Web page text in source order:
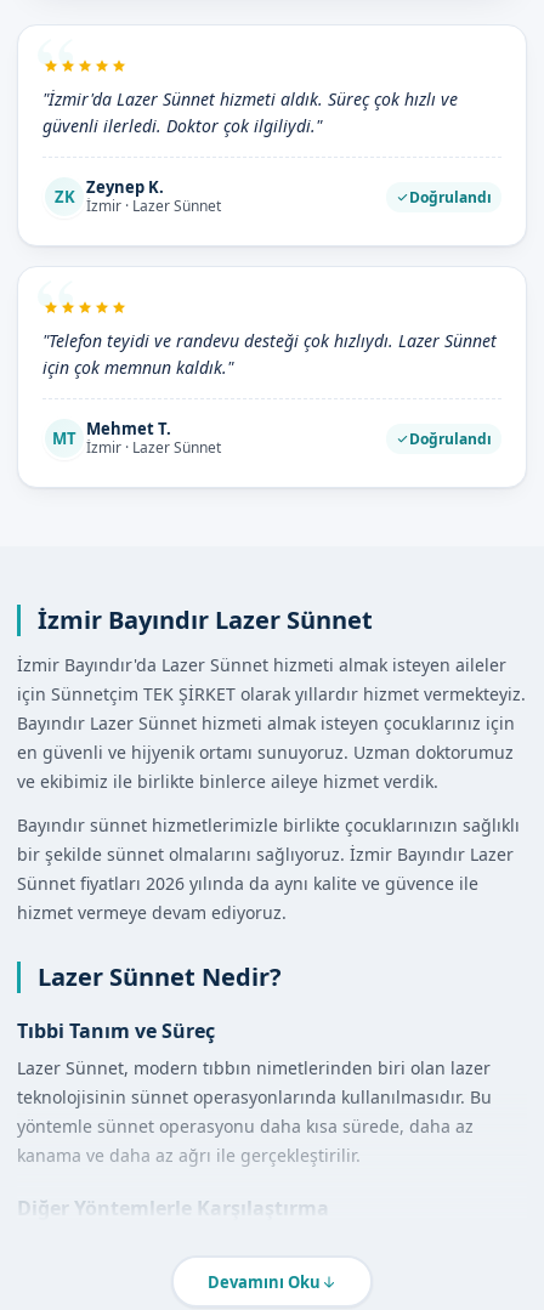
"İzmir'da Lazer Sünnet hizmeti aldık. Süreç çok hızlı ve
güvenli ilerledi. Doktor çok ilgiliydi."
ZK Zeynep K.
İzmir · Lazer Sünnet Doğrulandı
"Telefon teyidi ve randevu desteği çok hızlıydı. Lazer Sünnet
için çok memnun kaldık."
MT Mehmet T.
İzmir · Lazer Sünnet Doğrulandı
İzmir Bayındır Lazer Sünnet
İzmir Bayındır'da Lazer Sünnet hizmeti almak isteyen aileler
için Sünnetçim TEK ŞİRKET olarak yıllardır hizmet vermekteyiz.
Bayındır Lazer Sünnet hizmeti almak isteyen çocuklarınız için
en güvenli ve hijyenik ortamı sunuyoruz. Uzman doktorumuz
ve ekibimiz ile birlikte binlerce aileye hizmet verdik.
Bayındır sünnet hizmetlerimizle birlikte çocuklarınızın sağlıklı
bir şekilde sünnet olmalarını sağlıyoruz. İzmir Bayındır Lazer
Sünnet fiyatları 2026 yılında da aynı kalite ve güvence ile
hizmet vermeye devam ediyoruz.
Lazer Sünnet Nedir?
Tıbbi Tanım ve Süreç
Lazer Sünnet, modern tıbbın nimetlerinden biri olan lazer
teknolojisinin sünnet operasyonlarında kullanılmasıdır. Bu
yöntemle sünnet operasyonu daha kısa sürede, daha az
kanama ve daha az ağrı ile gerçekleştirilir.
Diğer Yöntemlerle Karşılaştırma
risk içerir ve iyileşme süreci daha kısadır. Ayrıca, lazer
teknolojisi sayesinde sünnet operasyonu daha precisa ve
Devamını Oku